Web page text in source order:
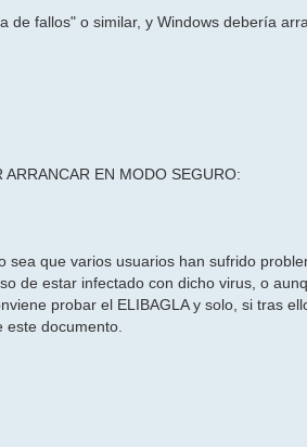
de fallos" o similar, y Windows debería
ARRANCAR EN MODO SEGURO:
sea que varios usuarios han sufrido
de estar infectado con dicho virus, o
probar el ELIBAGLA y solo, si tras
este documento.